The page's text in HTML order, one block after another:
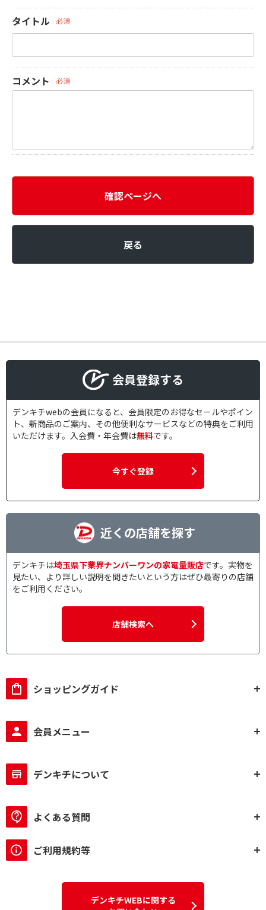
タイトル
必須
コメント 必須
確認ページへ
戻る
会員登録する
デンキチwebの会員になると、会員限定のお得なセールやポイン
ト、新商品のご案内、その他便利なサービスなどの特典をご利用
いただけます。入会費・年会費は無料です。
今すぐ登録
近くの店舗を探す
デンキチは埼玉県下業界ナンバーワンの家電量販店です。実物を
見たい、より詳しい説明を聞きたいという方はぜひ最寄りの店舗
をご利用ください。
店舗検索へ
ショッピングガイド
会員メニュー
デンキチについて
よくある質問
ご利用規約等
デンキチWEBに関する